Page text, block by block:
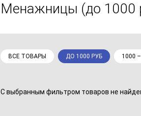
Менажницы (до 1000
ВСЕ ТОВАРЫ ДО 1000 РУБ 1000
С выбранным фильтром товаров не